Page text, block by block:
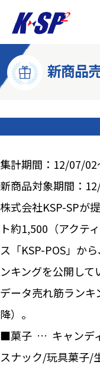
新商品
集計期間：12/07/
新商品対象期間：
株式会社KSP-SPが
ト約1,500（アクテ
ス「KSP-POS」か
ンキングを公開し
データ売れ筋ラン
降）。
■菓子 … キャンデ
スナック/玩具菓子/